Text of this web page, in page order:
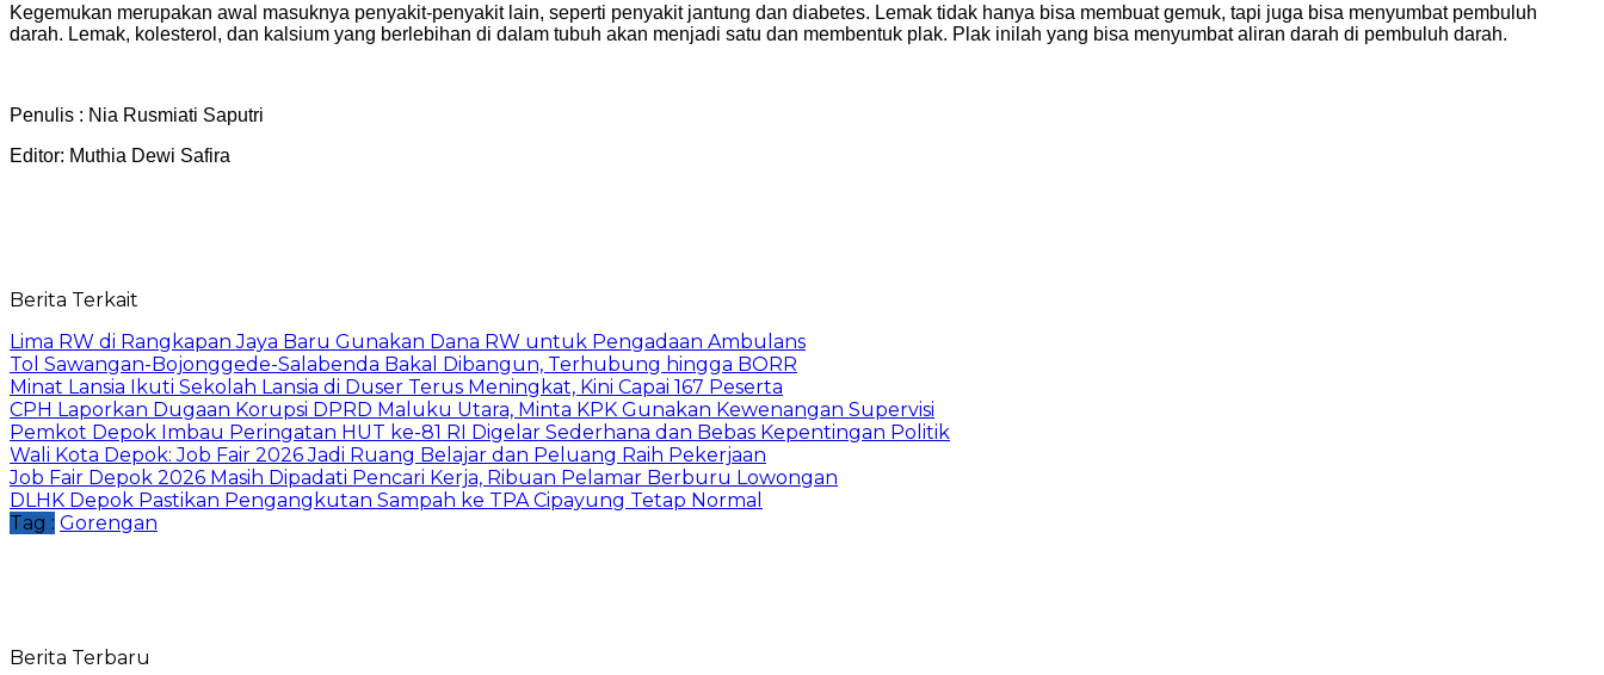
Kegemukan merupakan awal masuknya penyakit-penyakit lain, seperti penyakit jantung dan diabetes. Lemak tidak hanya bisa membuat gemuk, tapi juga bisa menyumbat pembuluh
darah. Lemak, kolesterol, dan kalsium yang berlebihan di dalam tubuh akan menjadi satu dan membentuk plak. Plak inilah yang bisa menyumbat aliran darah di pembuluh darah.
Penulis : Nia Rusmiati Saputri
Editor: Muthia Dewi Safira
Berita Terkait
Lima RW di Rangkapan Jaya Baru Gunakan Dana RW untuk Pengadaan Ambulans
Tol Sawangan-Bojonggede-Salabenda Bakal Dibangun, Terhubung hingga BORR
Minat Lansia Ikuti Sekolah Lansia di Duser Terus Meningkat, Kini Capai 167 Peserta
CPH Laporkan Dugaan Korupsi DPRD Maluku Utara, Minta KPK Gunakan Kewenangan Supervisi
Pemkot Depok Imbau Peringatan HUT ke-81 RI Digelar Sederhana dan Bebas Kepentingan Politik
Wali Kota Depok: Job Fair 2026 Jadi Ruang Belajar dan Peluang Raih Pekerjaan
Job Fair Depok 2026 Masih Dipadati Pencari Kerja, Ribuan Pelamar Berburu Lowongan
DLHK Depok Pastikan Pengangkutan Sampah ke TPA Cipayung Tetap Normal
Tag : Gorengan
Berita Terbaru